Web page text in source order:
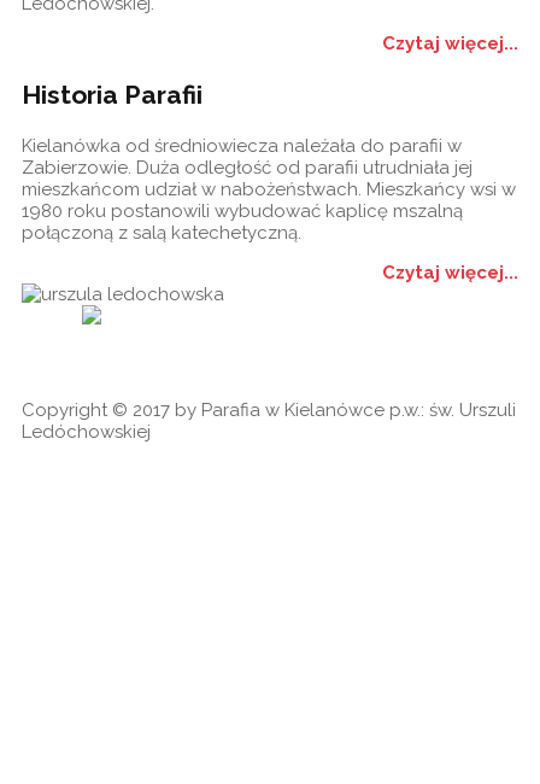
Czytaj więcej...
Historia Parafii
Kielanówka od średniowiecza należała do parafii w
Zabierzowie. Duża odległość od parafii utrudniała jej
mieszkańcom udział w nabożeństwach. Mieszkańcy wsi w
1980 roku postanowili wybudować kaplicę mszalną
połączoną z salą katechetyczną.
Czytaj więcej...
Copyright © 2017 by Parafia w Kielanówce p.w.: św. Urszuli
Ledóchowskiej